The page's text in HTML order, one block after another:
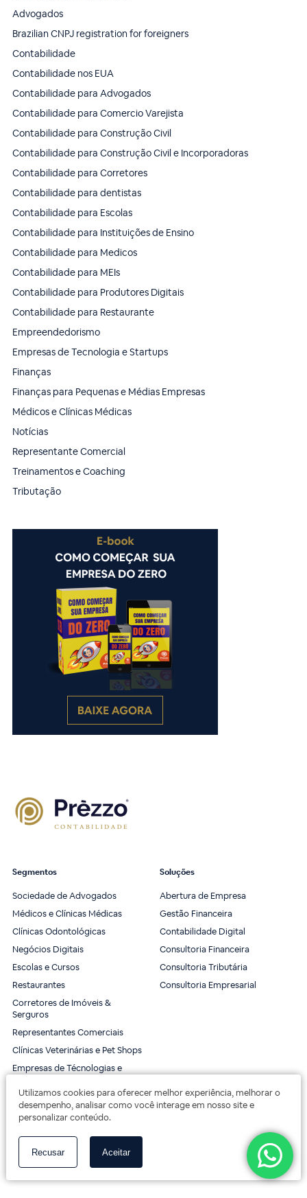
Utilizamos cookies para oferecer melhor experiência, melhorar o
desempenho, analisar como você interage em nosso site e
personalizar conteúdo.
Recusar Aceitar
Advogados
Brazilian CNPJ registration for foreigners
Contabilidade
Contabilidade nos EUA
Contabilidade para Advogados
Contabilidade para Comercio Varejista
Contabilidade para Construção Civil
Contabilidade para Construção Civil e Incorporadoras
Contabilidade para Corretores
Contabilidade para dentistas
Contabilidade para Escolas
Contabilidade para Instituições de Ensino
Contabilidade para Medicos
Contabilidade para MEIs
Contabilidade para Produtores Digitais
Contabilidade para Restaurante
Empreendedorismo
Empresas de Tecnologia e Startups
Finanças
Finanças para Pequenas e Médias Empresas
Médicos e Clínicas Médicas
Notícias
Representante Comercial
Treinamentos e Coaching
Tributação
Segmentos
Sociedade de Advogados
Médicos e Clínicas Médicas
Clínicas Odontológicas
Negócios Digitais
Escolas e Cursos
Restaurantes
Corretores de Imóveis &
Serguros
Representantes Comerciais
Clínicas Veterinárias e Pet Shops
Empresas de Técnologias e
Soluções
Abertura de Empresa
Gestão Financeira
Contabilidade Digital
Consultoria Financeira
Consultoria Tributária
Consultoria Empresarial
Conteúdo
Vídeos
Materiais Gratuitos
Prèzzo Contabilidade